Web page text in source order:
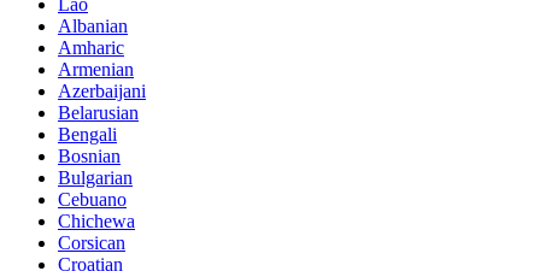
Lao
Albanian
Amharic
Armenian
Azerbaijani
Belarusian
Bengali
Bosnian
Bulgarian
Cebuano
Chichewa
Corsican
Croatian